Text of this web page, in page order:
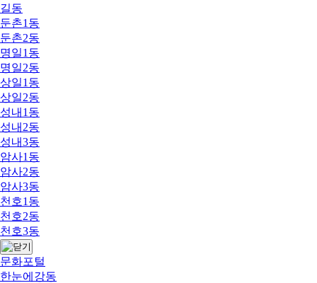
길동
둔촌1동
둔촌2동
명일1동
명일2동
상일1동
상일2동
성내1동
성내2동
성내3동
암사1동
암사2동
암사3동
천호1동
천호2동
천호3동
문화포털
한눈에강동